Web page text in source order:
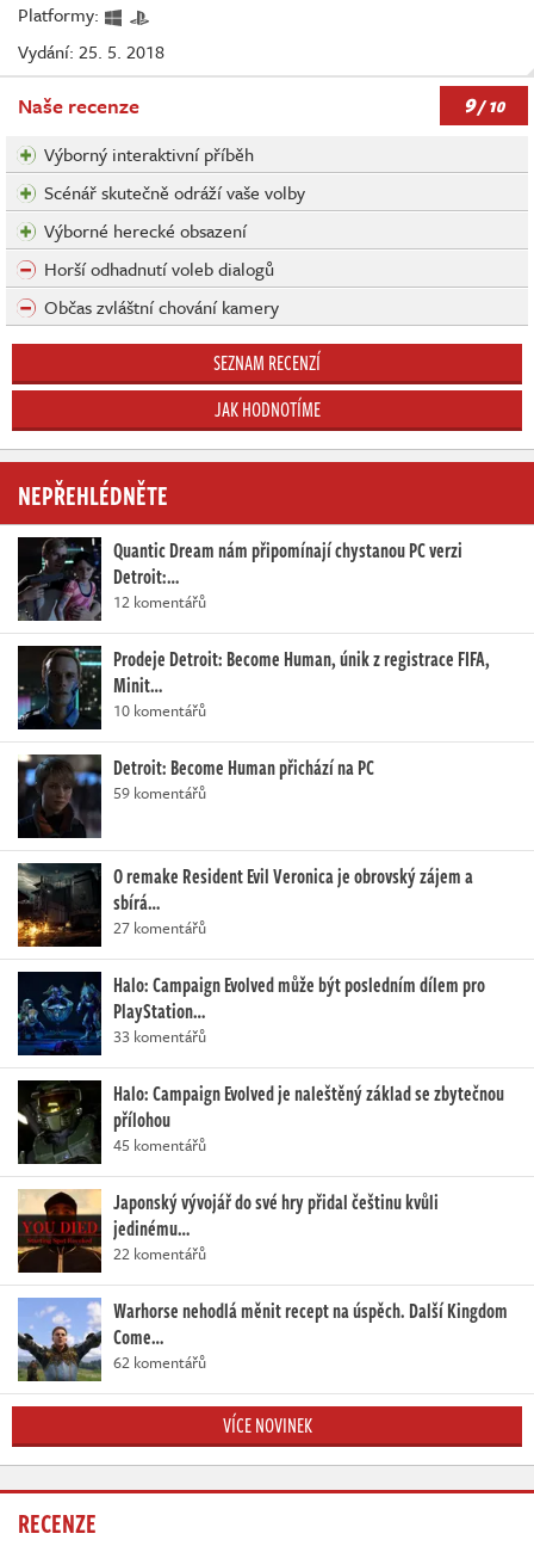
Platformy:
Vydání: 25. 5. 2018
Naše recenze 9/ 10
Výborný interaktivní příběh
Scénář skutečně odráží vaše volby
Výborné herecké obsazení
Horší odhadnutí voleb dialogů
Občas zvláštní chování kamery
SEZNAM RECENZÍ
JAK HODNOTÍME
NEPŘEHLÉDNĚTE
Quantic Dream nám připomínají chystanou PC verzi
Detroit:…
12 komentářů
Prodeje Detroit: Become Human, únik z registrace FIFA,
Minit…
10 komentářů
Detroit: Become Human přichází na PC
59 komentářů
O remake Resident Evil Veronica je obrovský zájem a
sbírá…
27 komentářů
Halo: Campaign Evolved může být posledním dílem pro
PlayStation…
33 komentářů
Halo: Campaign Evolved je naleštěný základ se zbytečnou
přílohou
45 komentářů
Japonský vývojář do své hry přidal češtinu kvůli
jedinému…
22 komentářů
Warhorse nehodlá měnit recept na úspěch. Další Kingdom
Come…
62 komentářů
VÍCE NOVINEK
RECENZE